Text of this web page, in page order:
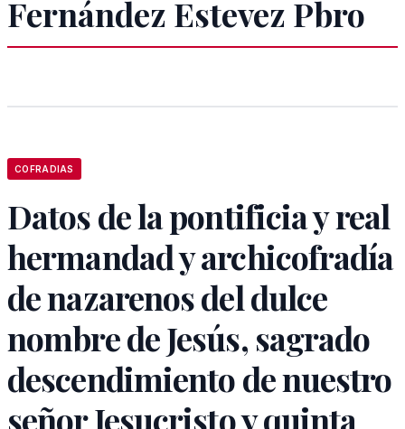
Fernández Estevez Pbro
COFRADIAS
Datos de la pontificia y real
hermandad y archicofradía
de nazarenos del dulce
nombre de Jesús, sagrado
descendimiento de nuestro
señor Jesucristo y quinta